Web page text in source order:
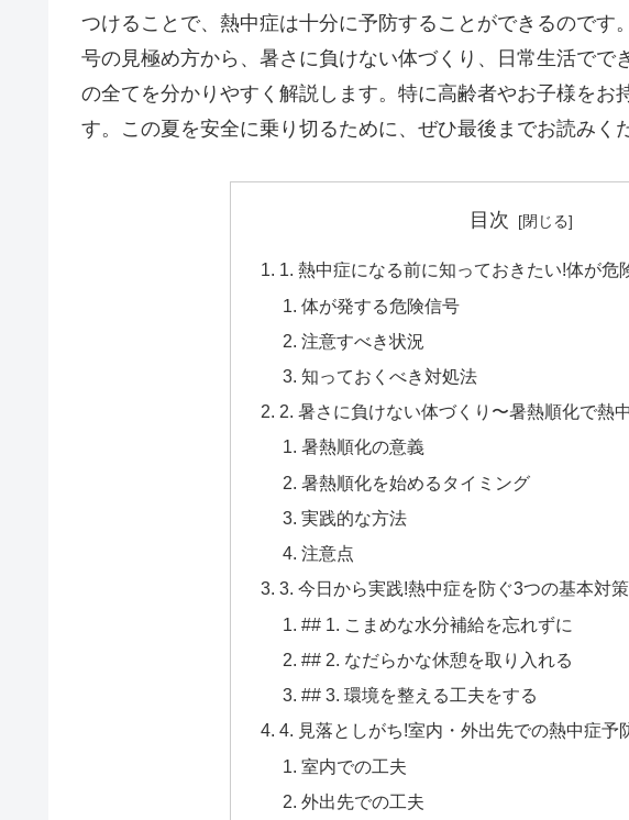
つけることで、熱中症は十分に予防することができるのです
号の見極め方から、暑さに負けない体づくり、日常生活でで
の全てを分かりやすく解説します。特に高齢者やお子様をお
す。この夏を安全に乗り切るために、ぜひ最後までお読みく
目次
1. 熱中症になる前に知っておきたい!体が危
体が発する危険信号
注意すべき状況
知っておくべき対処法
2. 暑さに負けない体づくり〜暑熱順化で熱
暑熱順化の意義
暑熱順化を始めるタイミング
実践的な方法
注意点
3. 今日から実践!熱中症を防ぐ3つの基本対策
## 1. こまめな水分補給を忘れずに
## 2. なだらかな休憩を取り入れる
## 3. 環境を整える工夫をする
4. 見落としがち!室内・外出先での熱中症予
室内での工夫
外出先での工夫